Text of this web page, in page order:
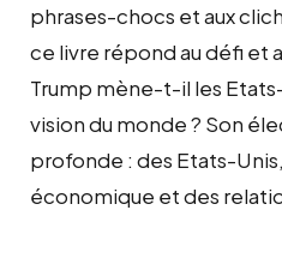
phrases-chocs et aux
ce livre répond au défi et
Trump mène-t-il les
vision du monde ? Son
profonde : des Etats-
économique et des